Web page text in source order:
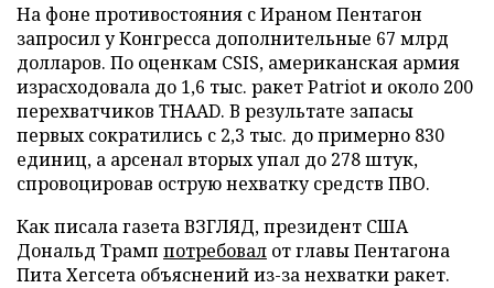
На фоне противостояния с Ираном Пентагон
запросил у Конгресса дополнительные 67 млрд
долларов. По оценкам CSIS, американская армия
израсходовала до 1,6 тыс. ракет Patriot и около 200
перехватчиков THAAD. В результате запасы
первых сократились с 2,3 тыс. до примерно 830
единиц, а арсенал вторых упал до 278 штук,
спровоцировав острую нехватку средств ПВО.
Как писала газета ВЗГЛЯД, президент США
Дональд Трамп потребовал от главы Пентагона
Пита Хегсета объяснений из-за нехватки ракет.